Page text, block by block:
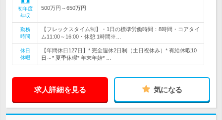
初年度
年収
500万円～650万円
勤務
時間
【フレックスタイム制】・1日の標準労働時間：8時間・コアタイ
ム11:00～16:00・休憩:1時間※…
休日
休暇
【年間休日127日】* 完全週休2日制（土日祝休み）* 有給休暇10
日～* 夏季休暇* 年末年始* …
求人詳細を見る 気になる